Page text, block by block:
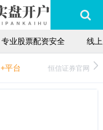
专业股票配资安全 线
+平台 恒信证券官网